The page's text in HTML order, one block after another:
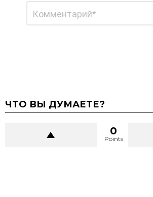
комментарий
ЧТО ВЫ ДУМАЕТЕ?
0
Points